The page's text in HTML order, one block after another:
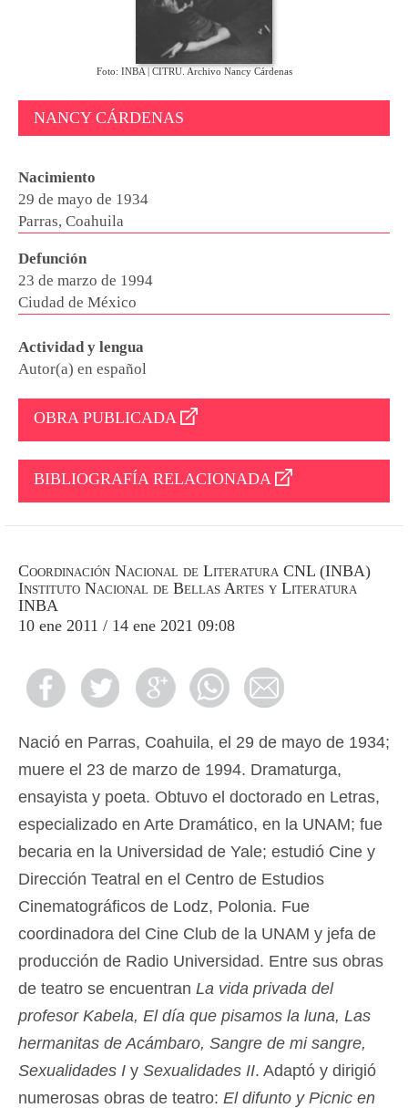
Foto: INBA | CITRU. Archivo Nancy Cárdenas
NANCY CÁRDENAS
Nacimiento
29 de mayo de 1934
Parras, Coahuila
Defunción
23 de marzo de 1994
Ciudad de México
Actividad y lengua
Autor(a) en español
OBRA PUBLICADA
BIBLIOGRAFÍA RELACIONADA
Coordinación Nacional de Literatura CNL (INBA)
Instituto Nacional de Bellas Artes y Literatura
INBA
10 ene 2011 / 14 ene 2021 09:08
Nació en Parras, Coahuila, el 29 de mayo de 1934;
muere el 23 de marzo de 1994. Dramaturga,
ensayista y poeta. Obtuvo el doctorado en Letras,
especializado en Arte Dramático, en la UNAM; fue
becaria en la Universidad de Yale; estudió Cine y
Dirección Teatral en el Centro de Estudios
Cinematográficos de Lodz, Polonia. Fue
coordinadora del Cine Club de la UNAM y jefa de
producción de Radio Universidad. Entre sus obras
de teatro se encuentran La vida privada del
profesor Kabela, El día que pisamos la luna, Las
hermanitas de Acámbaro, Sangre de mi sangre,
Sexualidades I y Sexualidades II. Adaptó y dirigió
numerosas obras de teatro: El difunto y Picnic en